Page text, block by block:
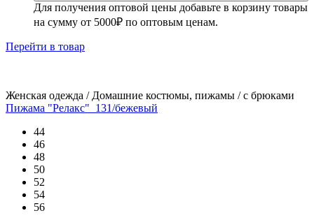
Для получения оптовой цены добавьте в корзину товары
на сумму от 5000₽ по оптовым ценам.
Перейти в товар
Женская одежда / Домашние костюмы, пижамы / с брюками
Пижама "Релакс"_131/бежевый
44
46
48
50
52
54
56